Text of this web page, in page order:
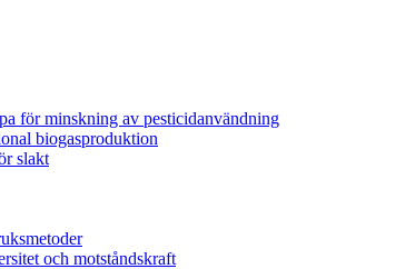
för minskning av pesticidanvändning
biogasproduktion
slakt
och motståndskraft